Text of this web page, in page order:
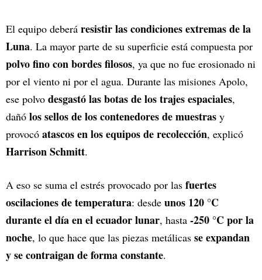
El equipo deberá resistir las condiciones extremas de la
Luna. La mayor parte de su superficie está compuesta por
polvo fino con bordes filosos, ya que no fue erosionado ni
por el viento ni por el agua. Durante las misiones Apolo,
ese polvo desgastó las botas de los trajes espaciales,
dañó los sellos de los contenedores de muestras y
provocó atascos en los equipos de recolección, explicó
Harrison Schmitt.
A eso se suma el estrés provocado por las fuertes
oscilaciones de temperatura: desde unos 120 °C
durante el día en el ecuador lunar, hasta -250 °C por la
noche, lo que hace que las piezas metálicas se expandan
y se contraigan de forma constante.